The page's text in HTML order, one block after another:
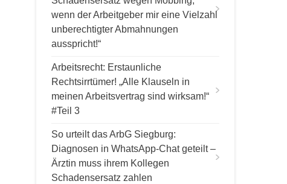
wenn der Arbeitgeber mir eine Vielzahl
unberechtigter Abmahnungen
ausspricht!“
Arbeitsrecht: Erstaunliche
Rechtsirrtümer! „Alle Klauseln in
meinen Arbeitsvertrag sind wirksam!“
#Teil 3
So urteilt das ArbG Siegburg:
Diagnosen in WhatsApp-Chat geteilt –
Ärztin muss ihrem Kollegen
Schadensersatz zahlen